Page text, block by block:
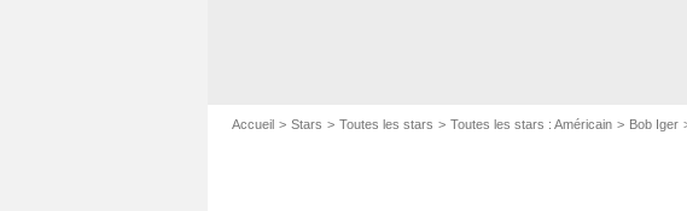
Accueil Stars Toutes les stars Toutes les stars : Américain Bob Iger